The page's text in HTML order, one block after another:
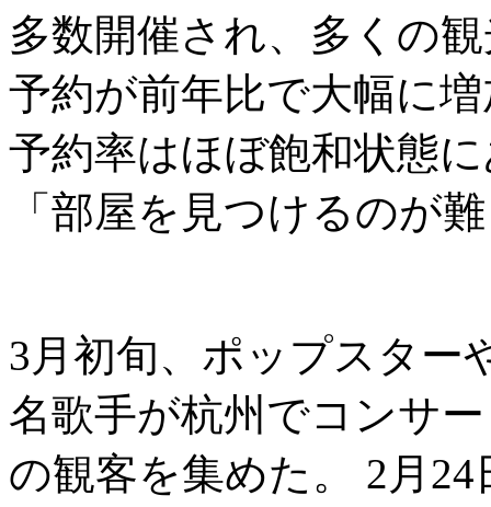
多数開催され、多くの
予約が前年比で大幅に
予約率はほぼ飽和状態
「部屋を見つけるのが
3月初旬、ポップスター
名歌手が杭州でコンサ
の観客を集めた。 2月